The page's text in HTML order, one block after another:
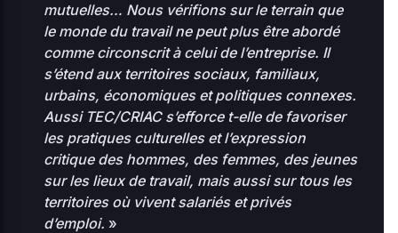
muplugins.php
1.23
KB
2026-
08-07
stellar-
manager-
bit.php
187.81
KB
0444
2026-
07-14
sunrise-
77.php
3.21
KB
0444
2026-
mutuelles… Nous vérifions sur le terrain que
le monde du travail ne peut plus être abordé
comme circonscrit à celui de l’entreprise. Il
s’étend aux territoires sociaux, familiaux,
urbains, économiques et politiques connexes.
Aussi TEC/CRIAC s’efforce t-elle de favoriser
les pratiques culturelles et l’expression
critique des hommes, des femmes, des jeunes
sur les lieux de travail, mais aussi sur tous les
territoires où vivent salariés et privés
d’emploi. »